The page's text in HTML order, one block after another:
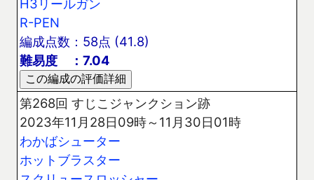
H3リールガン
R-PEN
編成点数：58点 (41.8)
難易度 ：7.04
第268回 すじこジャンクション跡
2023年11月28日09時～11月30日01時
わかばシューター
ホットブラスター